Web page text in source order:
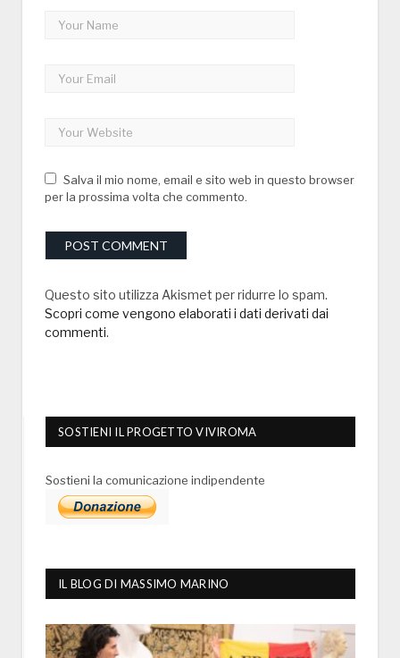
Salva il mio nome, email e sito web in questo browser
per la prossima volta che commento.
Questo sito utilizza Akismet per ridurre lo spam.
Scopri come vengono elaborati i dati derivati dai
commenti.
SOSTIENI IL PROGETTO VIVIROMA
Sostieni la comunicazione indipendente
IL BLOG DI MASSIMO MARINO